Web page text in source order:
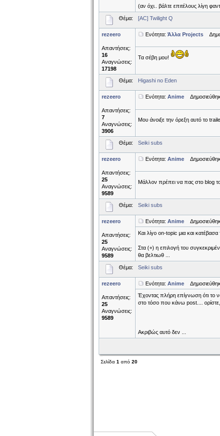
(αν όχι.. βάλτε επιτέλους λίγη
Θέμα: [AC] Twilight Q
rezeero
Απαντήσεις:
16
Αναγνώσεις:
17198
Ενότητα: Άλλα Projects
Τα σέβη μου!
Θέμα: Higashi no Eden
rezeero
Απαντήσεις:
7
Αναγνώσεις:
3906
Ενότητα: Anime
Μου άνοιξε την όρεξη αυτό το
Θέμα: Seiki subs
rezeero
Απαντήσεις:
25
Αναγνώσεις:
9589
Ενότητα: Anime
Μάλλον πρέπει να πας στο blog
Θέμα: Seiki subs
rezeero
Απαντήσεις:
25
Αναγνώσεις:
9589
Ενότητα: Anime
Kαι λίγο on-topic μια και
Στα (+) η επιλογή του
θα βελτιωθ ...
Θέμα: Seiki subs
rezeero
Απαντήσεις:
25
Αναγνώσεις:
9589
Ενότητα: Anime
Έχοντας πλήρη επίγνωση ότι το
στο τόσο που κάνω post.... ορίστε,
Ακριβώς αυτό δεν ...
Σελίδα 1 από 20